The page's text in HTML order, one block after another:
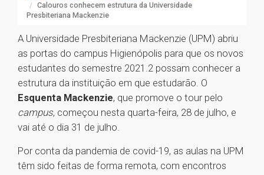
Calouros conhecem estrutura da Universidade
Presbiteriana Mackenzie
A Universidade Presbiteriana Mackenzie (UPM) abriu
as portas do campus Higienópolis para que os novos
estudantes do semestre 2021.2 possam conhecer a
estrutura da instituição em que estudarão. O
Esquenta Mackenzie, que promove o tour pelo
campus, começou nesta quarta-feira, 28 de julho, e
vai até o dia 31 de julho.
Por conta da pandemia de covid-19, as aulas na UPM
têm sido feitas de forma remota, com encontros